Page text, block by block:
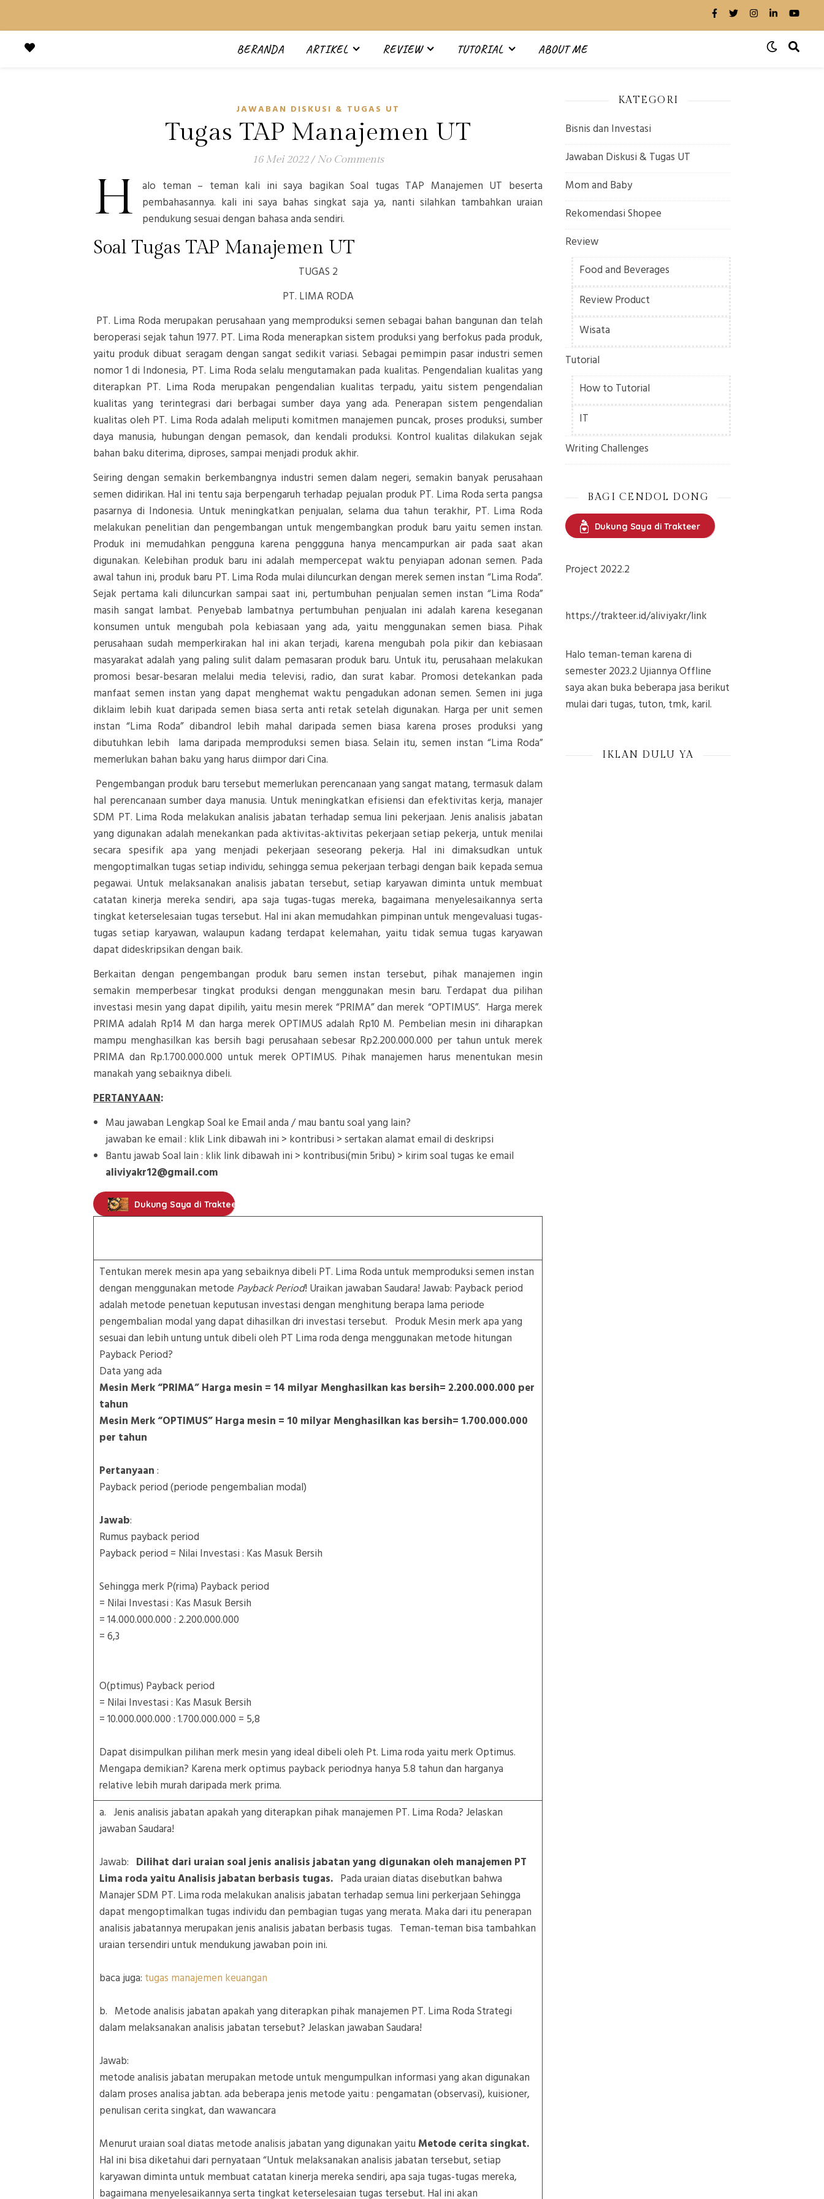
BERANDA ARTIKEL REVIEW TUTORIAL ABOUT ME
JAWABAN DISKUSI & TUGAS UT
Tugas TAP Manajemen UT
16 Mei 2022 / No Comments
H alo teman – teman kali ini saya bagikan Soal tugas TAP Manajemen UT beserta
pembahasannya. kali ini saya bahas singkat saja ya, nanti silahkan tambahkan uraian
pendukung sesuai dengan bahasa anda sendiri.
Soal Tugas TAP Manajemen UT
TUGAS 2
PT. LIMA RODA
PT. Lima Roda merupakan perusahaan yang memproduksi semen sebagai bahan bangunan dan telah
beroperasi sejak tahun 1977. PT. Lima Roda menerapkan sistem produksi yang berfokus pada produk,
yaitu produk dibuat seragam dengan sangat sedikit variasi. Sebagai pemimpin pasar industri semen
nomor 1 di Indonesia, PT. Lima Roda selalu mengutamakan pada kualitas. Pengendalian kualitas yang
diterapkan PT. Lima Roda merupakan pengendalian kualitas terpadu, yaitu sistem pengendalian
kualitas yang terintegrasi dari berbagai sumber daya yang ada. Penerapan sistem pengendalian
kualitas oleh PT. Lima Roda adalah meliputi komitmen manajemen puncak, proses produksi, sumber
daya manusia, hubungan dengan pemasok, dan kendali produksi. Kontrol kualitas dilakukan sejak
bahan baku diterima, diproses, sampai menjadi produk akhir.
Seiring dengan semakin berkembangnya industri semen dalam negeri, semakin banyak perusahaan
semen didirikan. Hal ini tentu saja berpengaruh terhadap pejualan produk PT. Lima Roda serta pangsa
pasarnya di Indonesia. Untuk meningkatkan penjualan, selama dua tahun terakhir, PT. Lima Roda
melakukan penelitian dan pengembangan untuk mengembangkan produk baru yaitu semen instan.
Produk ini memudahkan pengguna karena penggguna hanya mencampurkan air pada saat akan
digunakan. Kelebihan produk baru ini adalah mempercepat waktu penyiapan adonan semen. Pada
awal tahun ini, produk baru PT. Lima Roda mulai diluncurkan dengan merek semen instan “Lima Roda”.
Sejak pertama kali diluncurkan sampai saat ini, pertumbuhan penjualan semen instan “Lima Roda”
masih sangat lambat. Penyebab lambatnya pertumbuhan penjualan ini adalah karena keseganan
konsumen untuk mengubah pola kebiasaan yang ada, yaitu menggunakan semen biasa. Pihak
perusahaan sudah memperkirakan hal ini akan terjadi, karena mengubah pola pikir dan kebiasaan
masyarakat adalah yang paling sulit dalam pemasaran produk baru. Untuk itu, perusahaan melakukan
promosi besar-besaran melalui media televisi, radio, dan surat kabar. Promosi detekankan pada
manfaat semen instan yang dapat menghemat waktu pengadukan adonan semen. Semen ini juga
diklaim lebih kuat daripada semen biasa serta anti retak setelah digunakan. Harga per unit semen
instan “Lima Roda” dibandrol lebih mahal daripada semen biasa karena proses produksi yang
dibutuhkan lebih lama daripada memproduksi semen biasa. Selain itu, semen instan “Lima Roda”
memerlukan bahan baku yang harus diimpor dari Cina.
Pengembangan produk baru tersebut memerlukan perencanaan yang sangat matang, termasuk dalam
hal perencanaan sumber daya manusia. Untuk meningkatkan efisiensi dan efektivitas kerja, manajer
SDM PT. Lima Roda melakukan analisis jabatan terhadap semua lini pekerjaan. Jenis analisis jabatan
yang digunakan adalah menekankan pada aktivitas-aktivitas pekerjaan setiap pekerja, untuk menilai
secara spesifik apa yang menjadi pekerjaan seseorang pekerja. Hal ini dimaksudkan untuk
mengoptimalkan tugas setiap individu, sehingga semua pekerjaan terbagi dengan baik kepada semua
pegawai. Untuk melaksanakan analisis jabatan tersebut, setiap karyawan diminta untuk membuat
catatan kinerja mereka sendiri, apa saja tugas-tugas mereka, bagaimana menyelesaikannya serta
tingkat keterselesaian tugas tersebut. Hal ini akan memudahkan pimpinan untuk mengevaluasi tugas-
tugas setiap karyawan, walaupun kadang terdapat kelemahan, yaitu tidak semua tugas karyawan
dapat dideskripsikan dengan baik.
Berkaitan dengan pengembangan produk baru semen instan tersebut, pihak manajemen ingin
semakin memperbesar tingkat produksi dengan menggunakan mesin baru. Terdapat dua pilihan
investasi mesin yang dapat dipilih, yaitu mesin merek “PRIMA” dan merek “OPTIMUS”. Harga merek
PRIMA adalah Rp14 M dan harga merek OPTIMUS adalah Rp10 M. Pembelian mesin ini diharapkan
mampu menghasilkan kas bersih bagi perusahaan sebesar Rp2.200.000.000 per tahun untuk merek
PRIMA dan Rp.1.700.000.000 untuk merek OPTIMUS. Pihak manajemen harus menentukan mesin
manakah yang sebaiknya dibeli.
PERTANYAAN:
Mau jawaban Lengkap Soal ke Email anda / mau bantu soal yang lain?
jawaban ke email : klik Link dibawah ini > kontribusi > sertakan alamat email di deskripsi
Bantu jawab Soal lain : klik link dibawah ini > kontribusi(min 5ribu) > kirim soal tugas ke email
aliviyakr12@gmail.com
Dukung Saya di Trakteer
Tentukan merek mesin apa yang sebaiknya dibeli PT. Lima Roda untuk memproduksi semen instan
dengan menggunakan metodePayback Period! Uraikan jawaban Saudara! Jawab: Payback period
adalah metode penetuan keputusan investasi dengan menghitung berapa lama periode
pengembalian modal yang dapat dihasilkan dri investasi tersebut. Produk Mesin merk apa yang
sesuai dan lebih untung untuk dibeli oleh PT Lima roda denga menggunakan metode hitungan
Payback Period?
Data yang ada
Mesin Merk “PRIMA” Harga mesin = 14 milyar Menghasilkan kas bersih= 2.200.000.000 per
tahun
Mesin Merk “OPTIMUS” Harga mesin = 10 milyar Menghasilkan kas bersih= 1.700.000.000
per tahun
Pertanyaan:
Payback period (periode pengembalian modal)
Jawab:
Rumus payback period
Payback period = Nilai Investasi : Kas Masuk Bersih
Sehingga merk P(rima) Payback period
= Nilai Investasi : Kas Masuk Bersih
= 14.000.000.000 : 2.200.000.000
= 6,3
O(ptimus) Payback period
= Nilai Investasi : Kas Masuk Bersih
= 10.000.000.000 : 1.700.000.000 = 5,8
Dapat disimpulkan pilihan merk mesin yang ideal dibeli oleh Pt. Lima roda yaitu merk Optimus.
Mengapa demikian? Karena merk optimus payback periodnya hanya 5.8 tahun dan harganya
relative lebih murah daripada merk prima.
a. Jenis analisis jabatan apakah yang diterapkan pihak manajemen PT. Lima Roda? Jelaskan
jawaban Saudara!
Jawab: Dilihat dari uraian soal jenis analisis jabatan yang digunakan oleh manajemen PT
Lima roda yaitu Analisis jabatan berbasis tugas. Pada uraian diatas disebutkan bahwa
Manajer SDM PT. Lima roda melakukan analisis jabatan terhadap semua lini perkerjaan Sehingga
dapat mengoptimalkan tugas individu dan pembagian tugas yang merata. Maka dari itu penerapan
analisis jabatannya merupakan jenis analisis jabatan berbasis tugas. Teman-teman bisa tambahkan
uraian tersendiri untuk mendukung jawaban poin ini.
baca juga:tugas manajemen keuangan
b. Metode analisis jabatan apakah yang diterapkan pihak manajemen PT. Lima Roda Strategi
dalam melaksanakan analisis jabatan tersebut? Jelaskan jawaban Saudara!
Jawab:
metode analisis jabatan merupakan metode untuk mengumpulkan informasi yang akan digunakan
dalam proses analisa jabtan. ada beberapa jenis metode yaitu : pengamatan (observasi), kuisioner,
penulisan cerita singkat, dan wawancara
Menurut uraian soal diatas metode analisis jabatan yang digunakan yaituMetode cerita singkat.
Hal ini bisa diketahui dari pernyataan “Untuk melaksanakan analisis jabatan tersebut, setiap
karyawan diminta untuk membuat catatan kinerja mereka sendiri, apa saja tugas-tugas mereka,
bagaimana menyelesaikannya serta tingkat keterselesaian tugas tersebut. Hal ini akan
KATEGORI
Bisnis dan Investasi
Jawaban Diskusi & Tugas UT
Mom and Baby
Rekomendasi Shopee
Review
Food and Beverages
Review Product
Wisata
Tutorial
How to Tutorial
IT
Writing Challenges
BAGI CENDOL DONG
Dukung Saya di Trakteer
Project 2022.2
https://trakteer.id/aliviyakr/link
Halo teman-teman karena di
semester 2023.2 Ujiannya Offline
saya akan buka beberapa jasa berikut
mulai dari tugas, tuton, tmk, karil.
IKLAN DULU YA